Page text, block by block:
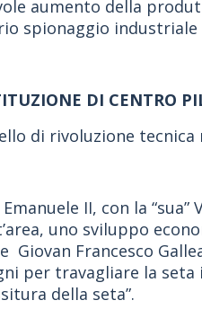
aumento della
spionaggio industriale
DI CENTRO
di rivoluzione
Emanuele II, con la
uno sviluppo
Giovan Francesco
per travagliare la seta
della seta”.